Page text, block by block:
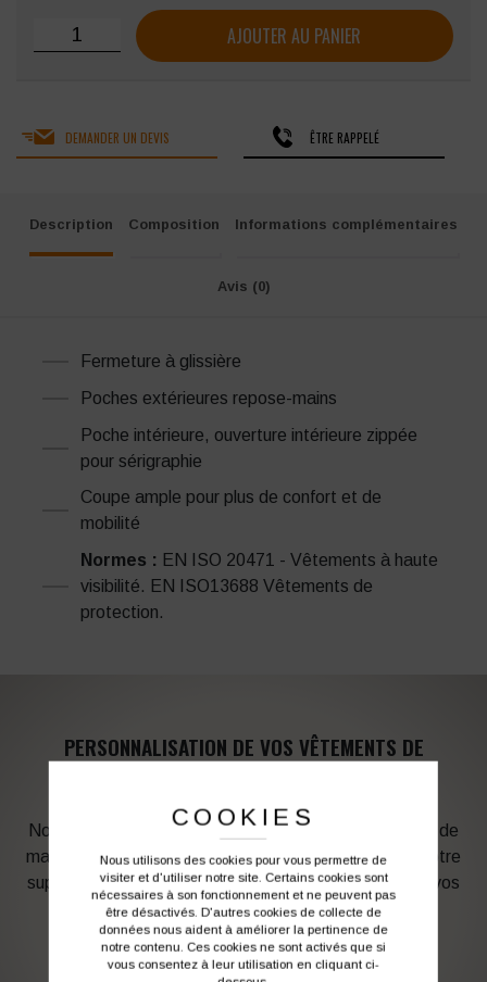
quantité de Gilet doublé haute visibilité Singer Gana
AJOUTER AU PANIER
DEMANDER UN DEVIS ÊTRE RAPPELÉ
Description Composition Informations complémentaires
Avis (0)
Fermeture à glissière
Poches extérieures repose-mains
Poche intérieure, ouverture intérieure zippée
pour sérigraphie
Coupe ample pour plus de confort et de
mobilité
Normes : EN ISO 20471 - Vêtements à haute
visibilité. EN ISO13688 Vêtements de
protection.
PERSONNALISATION DE VOS VÊTEMENTS DE
TRAVAIL
Notre graphiste connait les produits et les techniques de
marquage. Elle sera à votre service afin d’optimiser votre
support en fonction des contraintes techniques et de vos
besoins d’image. Profitez de son expérience !
Vous souhaitez avoir plus d’informations ?
COOKIES
Nous utilisons des cookies pour vous permettre de
visiter et d'utiliser notre site. Certains cookies sont
nécessaires à son fonctionnement et ne peuvent pas
être désactivés. D'autres cookies de collecte de
données nous aident à améliorer la pertinence de
notre contenu. Ces cookies ne sont activés que si
vous consentez à leur utilisation en cliquant ci-